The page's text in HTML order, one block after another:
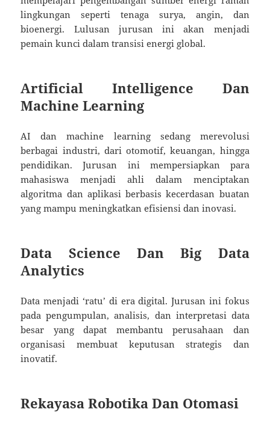
lingkungan seperti tenaga surya, angin, dan
bioenergi. Lulusan jurusan ini akan menjadi
pemain kunci dalam transisi energi global.
Artificial Intelligence Dan
Machine Learning
AI dan machine learning sedang merevolusi
berbagai industri, dari otomotif, keuangan, hingga
pendidikan. Jurusan ini mempersiapkan para
mahasiswa menjadi ahli dalam menciptakan
algoritma dan aplikasi berbasis kecerdasan buatan
yang mampu meningkatkan efisiensi dan inovasi.
Data Science Dan Big Data
Analytics
Data menjadi ‘ratu’ di era digital. Jurusan ini fokus
pada pengumpulan, analisis, dan interpretasi data
besar yang dapat membantu perusahaan dan
organisasi membuat keputusan strategis dan
inovatif.
Rekayasa Robotika Dan Otomasi